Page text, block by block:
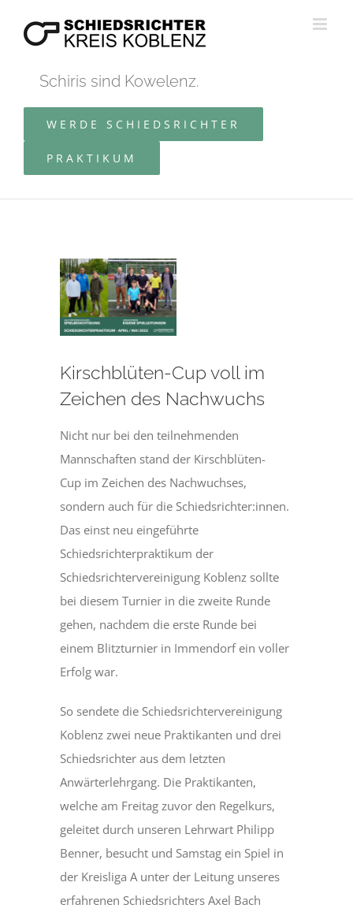
Inhalt
Schiris sind Kowelenz.
WERDE SCHIEDSRICHTER
PRAKTIKUM
Zeige
grösseres
Bild
Kirschblüten-Cup voll im
Zeichen des Nachwuchs
Nicht nur bei den teilnehmenden
Mannschaften stand der Kirschblüten-
Cup im Zeichen des Nachwuchses,
sondern auch für die Schiedsrichter:innen.
Das einst neu eingeführte
Schiedsrichterpraktikum der
Schiedsrichtervereinigung Koblenz sollte
bei diesem Turnier in die zweite Runde
gehen, nachdem die erste Runde bei
einem Blitzturnier in Immendorf ein voller
Erfolg war.
So sendete die Schiedsrichtervereinigung
Koblenz zwei neue Praktikanten und drei
Schiedsrichter aus dem letzten
Anwärterlehrgang. Die Praktikanten,
welche am Freitag zuvor den Regelkurs,
geleitet durch unseren Lehrwart Philipp
Benner, besucht und Samstag ein Spiel in
der Kreisliga A unter der Leitung unseres
erfahrenen Schiedsrichters Axel Bach